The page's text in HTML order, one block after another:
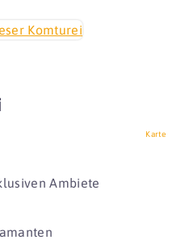
Karte
Ambiete